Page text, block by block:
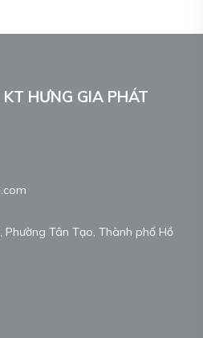
HƯNG GIA PHÁT
Phường Tân Tạo, Thành phố Hồ